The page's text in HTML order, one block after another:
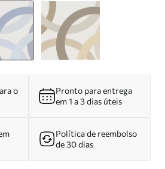
o
Pronto para entrega
em 1 a 3 dias úteis
Política de reembolso
de 30 dias